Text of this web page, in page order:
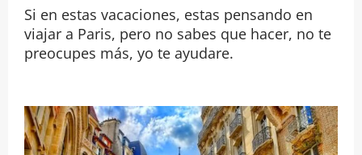
Si en estas vacaciones, estas pensando en
viajar a Paris, pero no sabes que hacer, no te
preocupes más, yo te ayudare.